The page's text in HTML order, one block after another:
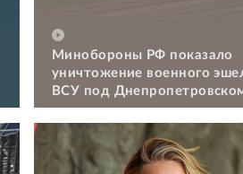
Минобороны РФ показало
уничтожение военного
ВСУ под